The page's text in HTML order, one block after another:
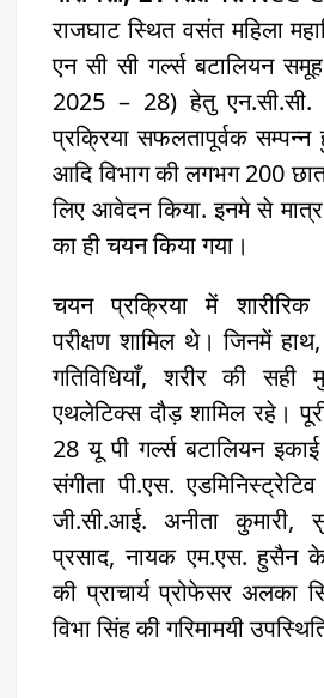
राजघाट स्थित वसंत महिला
एन सी सी गर्ल्स बटालियन
2025 – 28) हेतु एन.सी.सी.
प्रक्रिया सफलतापूर्वक
आदि विभाग की लगभग 200
लिए आवेदन किया. इनमे से
का ही चयन किया गया।
चयन प्रक्रिया में
परीक्षण शामिल थे। जिनमें
गतिविधियाँ, शरीर की सही
एथलेटिक्स दौड़ शामिल रहे।
28 यू पी गर्ल्स बटालियन
संगीता पी.एस.
जी.सी.आई. अनीता कुमारी,
प्रसाद, नायक एम.एस. हुसैन के
की प्राचार्य प्रोफेसर अलका
विभा सिंह की गरिमामयी